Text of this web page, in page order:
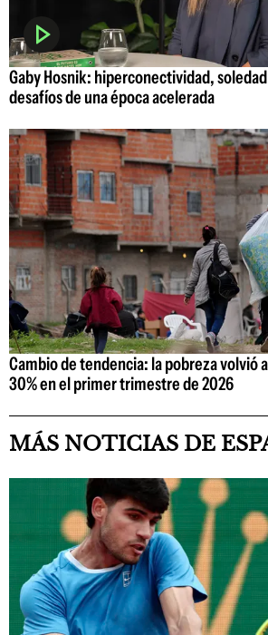
Gaby Hosnik: hiperconectividad,
desafíos de una época acelerada
Cambio de tendencia: la pobreza volvió
30% en el primer trimestre de 2026
MÁS NOTICIAS DE